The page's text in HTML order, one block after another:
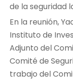
de la seguridad
En la reunión,
Instituto de
Adjunto del
Comité de
trabajo del